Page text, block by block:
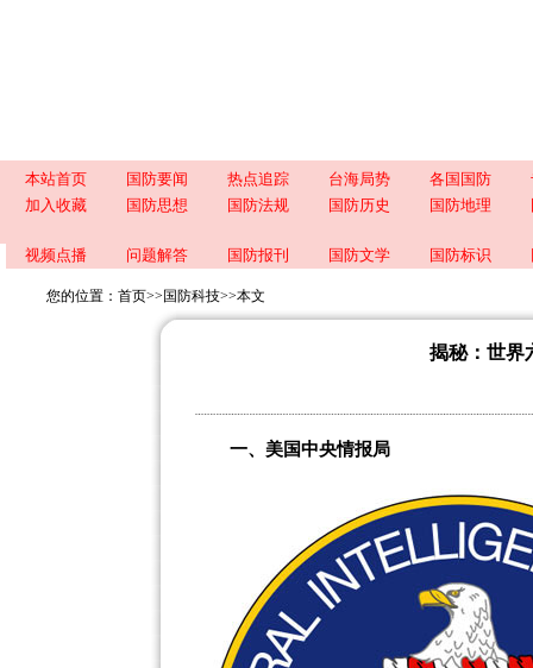
本站首页 国防要闻 热点追踪 台海局势 各国国防
加入收藏
国防思想 国防法规 国防历史 国防地理
视频点播 问题解答 国防报刊 国防文学 国防标识
您的位置： 首页>> 国防科技>>本文
揭秘：世界
一、美国中央情报局